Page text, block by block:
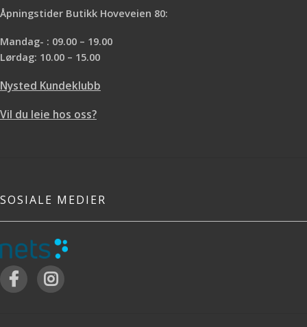
Åpningstider Butikk Hoveveien 80:
Mandag- : 09.00 – 19.00
Lørdag: 10.00 – 15.00
Nysted Kundeklubb
Vil du leie hos oss?
SOSIALE MEDIER